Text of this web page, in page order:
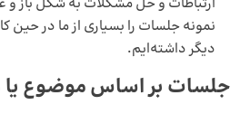
نمونه جلسات را بسیاری از ما در حین
دیگر داشته‌ایم.
جلسات بر اساس موضوع